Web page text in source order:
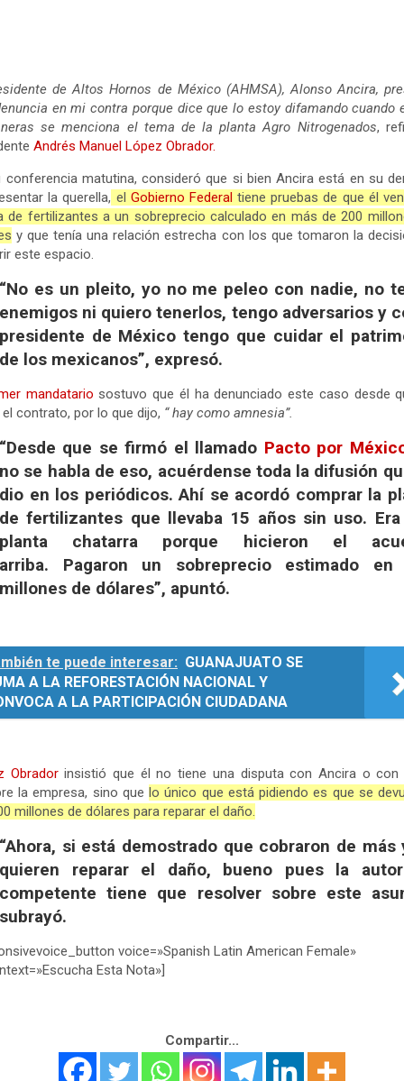
de Altos Hornos de México (AHMSA), Alonso Ancira,
en mi contra porque dice que lo estoy difamando cuando
se menciona el tema de la planta Agro Nitrogenados,
Andrés Manuel López Obrador.
conferencia matutina, consideró que si bien Ancira está en su
la querella, el Gobierno Federaltiene pruebas de que él
de fertilizantes a un sobreprecio calculado en más de 200
y que tenía una relación estrecha con los que tomaron la
este espacio.
“No es un pleito, yo no me peleo con nadie, no
enemigos ni quiero tenerlos, tengo adversarios y
presidente de México tengo que cuidar el
de los mexicanos”, expresó.
mandatario sostuvo que él ha denunciado este caso desde
contrato, por lo que dijo, “ hay como amnesia”.
“Desde que se firmó el llamado Pacto por
no se habla de eso, acuérdense toda la difusión
dio en los periódicos. Ahí se acordó comprar la
de fertilizantes que llevaba 15 años sin uso. Era
planta chatarra porque hicieron el
arriba. Pagaron un sobreprecio estimado en
millones de dólares”, apuntó.
te puede interesar: GUANAJUATO SE
A LA REFORESTACIÓN NACIONAL Y
A LA PARTICIPACIÓN CIUDADANA
Obradorinsistió que él no tiene una disputa con Ancira o con
la empresa, sino quelo único que está pidiendo es que se
millones de dólares para reparar el daño.
“Ahora, si está demostrado que cobraron de más
quieren reparar el daño, bueno pues la
competente tiene que resolver sobre este
subrayó.
voice=»Spanish Latin American Female»
Esta Nota»]
Compartir...